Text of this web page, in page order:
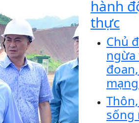
hành
thực
Chủ
sống